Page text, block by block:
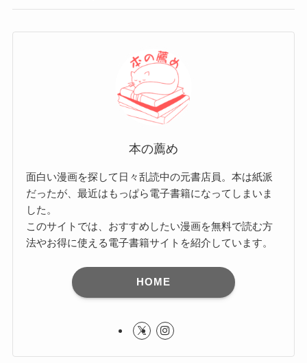
本の薦め
面白い漫画を探して日々乱読中の元書店員。本は紙派
だったが、最近はもっぱら電子書籍になってしまいま
した。
このサイトでは、おすすめしたい漫画を無料で読む方
法やお得に使える電子書籍サイトを紹介しています。
HOME